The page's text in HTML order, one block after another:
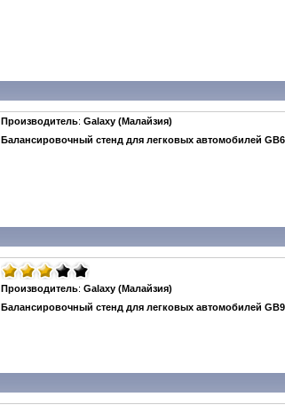
Производитель: Galaxy (Малайзия)
Балансировочный стенд для легковых автомобилей
Производитель: Galaxy (Малайзия)
Балансировочный стенд для легковых автомобилей